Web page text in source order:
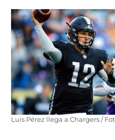
Luis Pérez llega a Chargers /